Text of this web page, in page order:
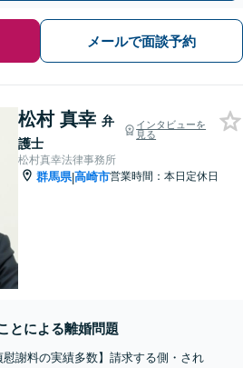
メールで面談予約
松村 真幸 弁
護士
インタビューを
見る
松村真幸法律事務所
群馬県|高崎市営業時間：本日定休日
とによる離婚問題
慰謝料の実績多数】請求する側・され